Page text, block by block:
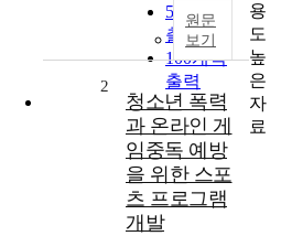
50개씩
출력
100개씩
출력
원문
보기
2
청소년 폭력
과 온라인 게
임중독 예방
을 위한 스포
츠 프로그램
개발
용
도
높
은
자
료